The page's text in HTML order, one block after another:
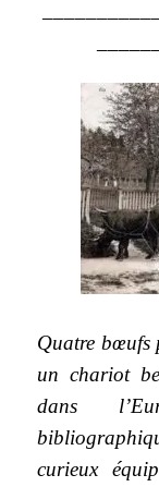
Quatre bœufs
un chariot
dans
curieux